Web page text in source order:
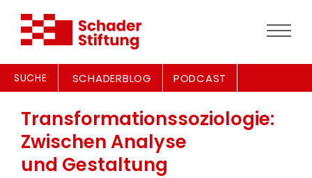
SUCHE SCHADERBLOG PODCAST
Transformationssoziologie:
Zwischen Analyse
und Gestaltung